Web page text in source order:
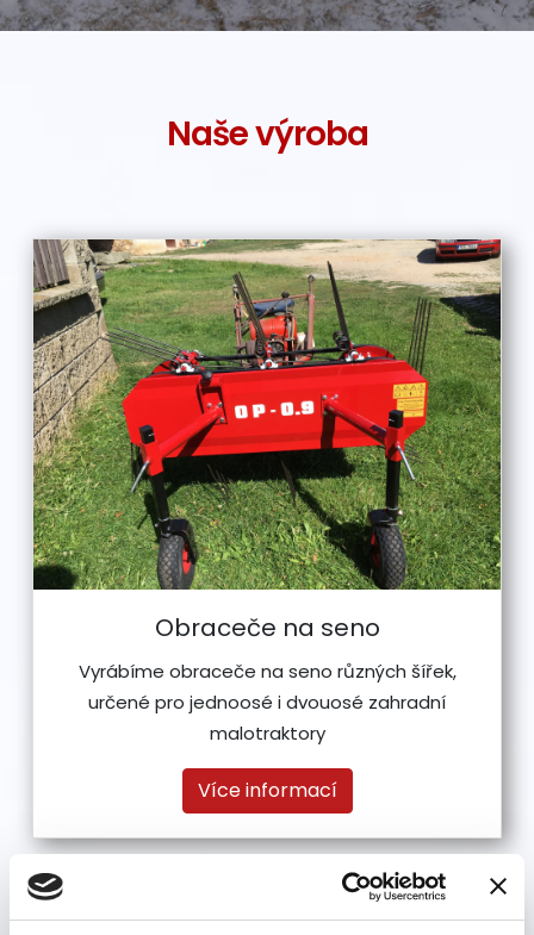
Naše výroba
Obraceče na seno
Vyrábíme obraceče na seno různých šířek,
určené pro jednoosé i dvouosé zahradní
malotraktory
Více informací